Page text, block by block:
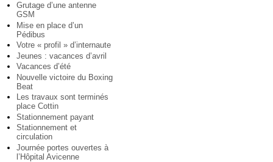
Grutage d’une antenne
GSM
Mise en place d’un
Pédibus
Votre « profil » d’internaute
Jeunes : vacances d’avril
Vacances d’été
Nouvelle victoire du Boxing
Beat
Les travaux sont terminés
place Cottin
Stationnement payant
Stationnement et
circulation
Journée portes ouvertes à
l’Hôpital Avicenne